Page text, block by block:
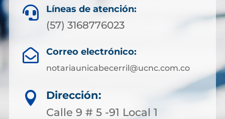
 Líneas de atención:
(57) 3168776023
 Correo electrónico:
notariaunicabecerril@ucnc.com.co

Dirección:
Calle 9 # 5 -91 Local 1